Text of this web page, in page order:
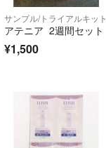
サンプル/トライアルキット
アテニア 2週間セット
¥1,500